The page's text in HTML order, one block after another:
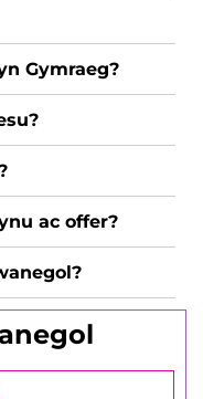
Gymraeg?
ac offer?